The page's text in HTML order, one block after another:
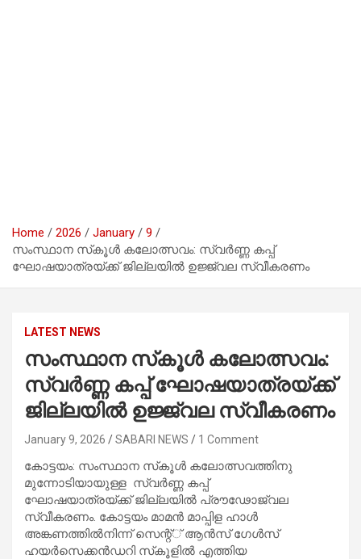
Home 2026 January
9
സംസ്ഥാന സ്‌കൂൾ കലോത്സവം: സ്വർണ്ണ കപ്പ്
ഘോഷയാത്രയ്ക്ക് ജില്ലയിൽ ഉജ്ജ്വല സ്വീകരണം
LATEST NEWS
സംസ്ഥാന സ്‌കൂൾ കലോത്സവം:
സ്വർണ്ണ കപ്പ് ഘോഷയാത്രയ്ക്ക്
ജില്ലയിൽ ഉജ്ജ്വല സ്വീകരണം
January 9, 2026 SABARI NEWS 1 Comment
കോട്ടയം: സംസ്ഥാന സ്‌കൂൾ കലോത്സവത്തിനു
മുന്നോടിയായുള്ള സ്വർണ്ണ കപ്പ്
ഘോഷയാത്രയ്ക്ക് ജില്ലയിൽ പ്രൗഢോജ്വല
സ്വീകരണം. കോട്ടയം മാമൻ മാപ്പിള ഹാൾ
അങ്കണത്തിൽനിന്ന് സെന്റ്് ആൻസ് ഗേൾസ്
ഹയർസെക്കൻഡറി സ്‌കൂളിൽ എത്തിയ